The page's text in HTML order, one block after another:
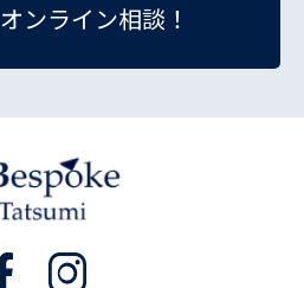
オンライン相談！